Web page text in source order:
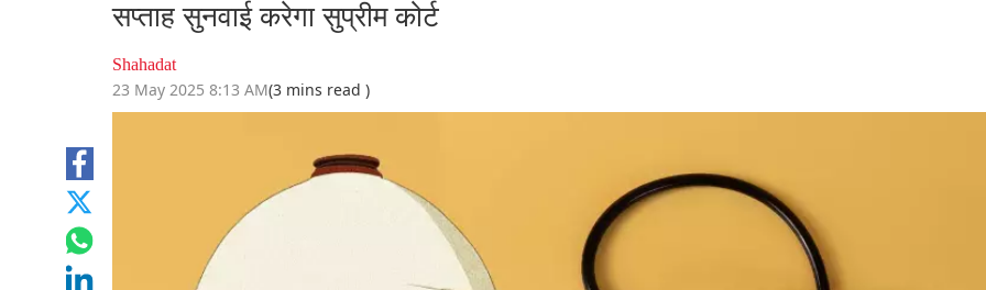
सप्ताह सुनवाई करेगा सुप्रीम कोर्ट
Shahadat
23 May 2025 8:13 AM(3 mins read )